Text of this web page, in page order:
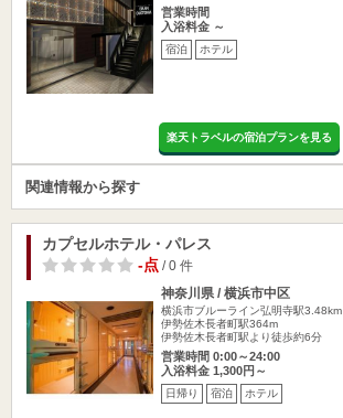
営業時間
入浴料金 ～
宿泊 ホテル
楽天トラベルの宿泊プランを見る
関連情報から探す
カプセルホテル・パレス
-点/ 0 件
神奈川県 / 横浜市中区
横浜市ブルーライン弘明寺駅3.48km
伊勢佐木長者町駅364m
伊勢佐木長者町駅より徒歩約6分
営業時間 0:00～24:00
入浴料金 1,300円～
日帰り 宿泊 ホテル